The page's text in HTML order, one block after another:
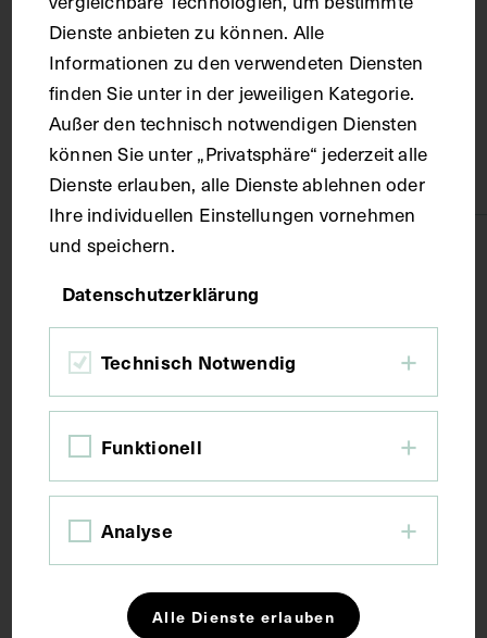
Dolomiten
Papier
Technik
Maße
Bildmaß 8,1 x 10,3 cm
Schlagwörter
Erster Weltkrieg Fotoalbum
Fotografie
Dienste anbieten zu können. Alle
Informationen zu den verwendeten Diensten
finden Sie unter in der jeweiligen Kategorie.
Außer den technisch notwendigen Diensten
können Sie unter „Privatsphäre“ jederzeit alle
Dienste erlauben, alle Dienste ablehnen oder
Ihre individuellen Einstellungen vornehmen
und speichern.
Datenschutzerklärung
Technisch Notwendig
Funktionell
Analyse
Alle Dienste erlauben